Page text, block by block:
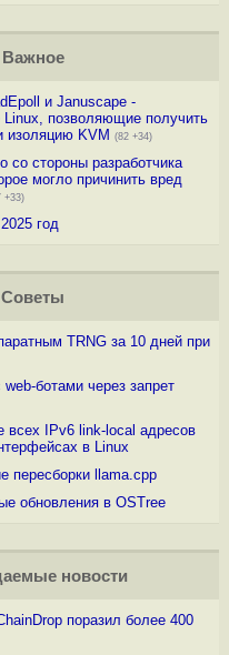
Важное
и Januscape -
Linux, позволяющие получить
изоляцию KVM
(82 +34)
со стороны разработчика
могло причинить вред
+33)
год
Советы
TRNG за 10 дней при
web-ботами через запрет
всех IPv6 link-local адресов
в Linux
пересборки llama.cpp
обновления в OSTree
новости
поразил более 400